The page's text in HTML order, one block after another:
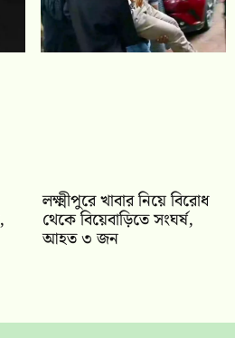
লক্ষ্মীপুরে খাবার নিয়ে বিরোধ
থেকে বিয়েবাড়িতে সংঘর্ষ,
আহত ৩ জন